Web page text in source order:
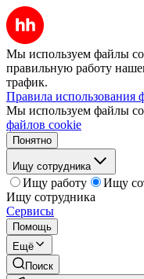
Мы используем файлы
правильную работу
трафик.
Правила использования
Мы используем файлы
файлов cookie
Понятно
Ищу сотрудника
Ищу работу
Ищу
Ищу сотрудника
Сервисы
Помощь
Ещё
Поиск